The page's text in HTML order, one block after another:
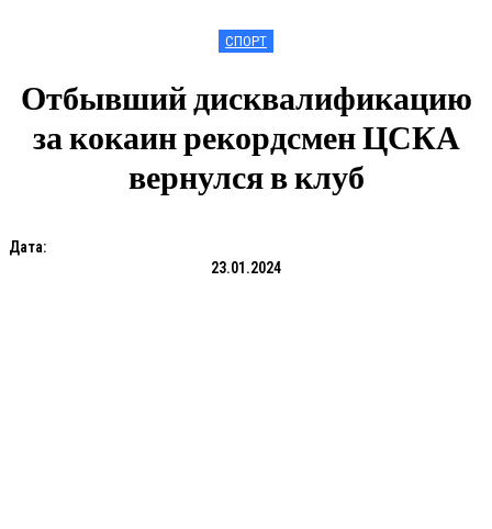
СПОРТ
Отбывший дисквалификацию
за кокаин рекордсмен ЦСКА
вернулся в клуб
Дата:
23.01.2024